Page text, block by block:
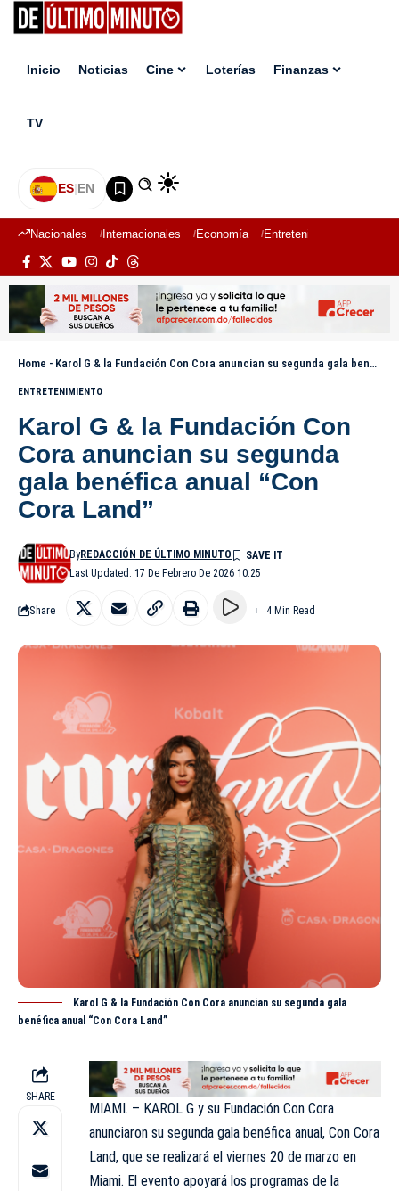
Inicio Noticias Cine Loterías Finanzas
TV
ES|EN
Nacionales Internacionales Economía Entretenimiento
Home - Karol G & la Fundación Con Cora anuncian su segunda gala benéfica anual “Con Cora Land”
ENTRETENIMIENTO
Karol G & la Fundación Con
Cora anuncian su segunda
gala benéfica anual “Con
Cora Land”
Last Updated: 17 De Febrero De 2026 10:25
ByREDACCIÓN DE ÚLTIMO MINUTO
Share 4 Min Read
Karol G & la Fundación Con Cora anuncian su segunda gala
benéfica anual “Con Cora Land”
SHARE
MIAMI. – KAROL G y su Fundación Con Cora
anunciaron su segunda gala benéfica anual, Con Cora
Land, que se realizará el viernes 20 de marzo en
Miami. El evento apoyará los programas de la